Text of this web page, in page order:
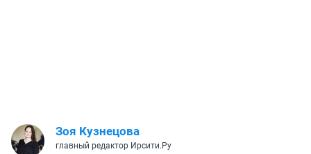
Зоя Кузнецова
главный редактор Ирсити.Ру